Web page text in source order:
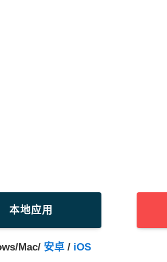
本地应用
Mac/ 安卓 / iOS